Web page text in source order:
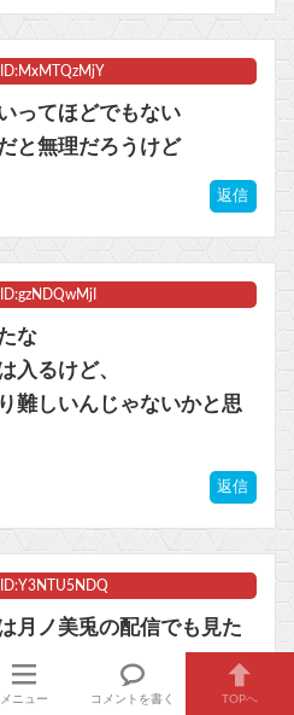
ってほどでもない
と無理だろうけど
返信
な
入るけど、
難しいんじゃないかと思
返信
月ノ美兎の配信でも見た
メニュー コメントを書く TOPへ